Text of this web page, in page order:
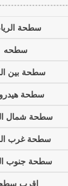
سطحة
سطحه
سطحة بين
سطحة
سطحة شمال
سطحة غرب
سطحة جنوب
اقرب